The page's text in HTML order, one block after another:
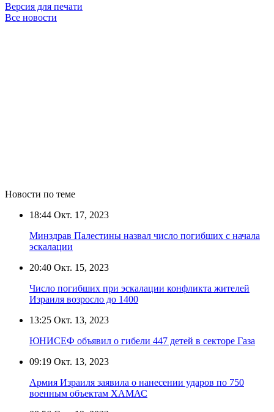
Версия для печати
Все новости
Новости по теме
18:44 Окт. 17, 2023
Минздрав Палестины назвал число погибших с начала
эскалации
20:40 Окт. 15, 2023
Число погибших при эскалации конфликта жителей
Израиля возросло до 1400
13:25 Окт. 13, 2023
ЮНИСЕФ объявил о гибели 447 детей в секторе Газа
09:19 Окт. 13, 2023
Армия Израиля заявила о нанесении ударов по 750
военным объектам ХАМАС